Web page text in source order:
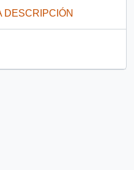
DESCRIPCIÓN